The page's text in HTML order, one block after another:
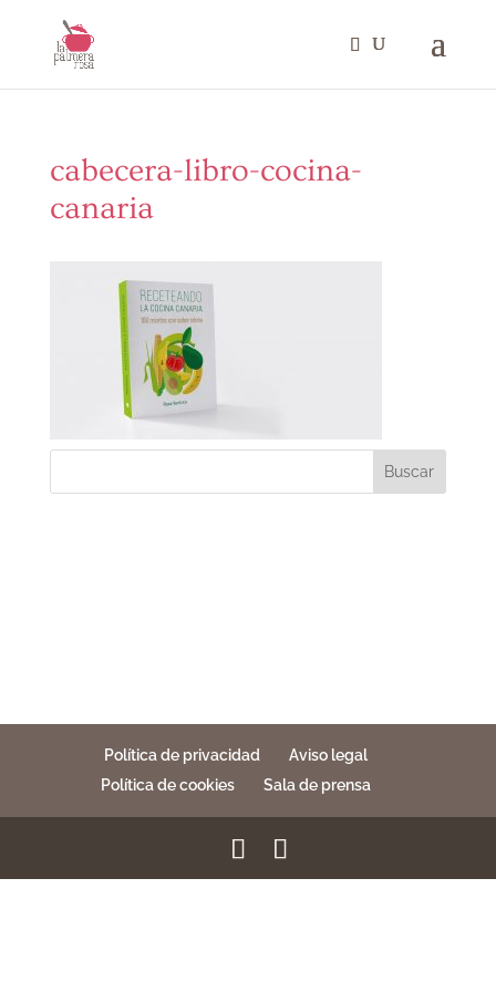
cabecera-libro-cocina-
canaria
Buscar
Política de privacidad
Aviso legal
Política de cookies
Sala de prensa